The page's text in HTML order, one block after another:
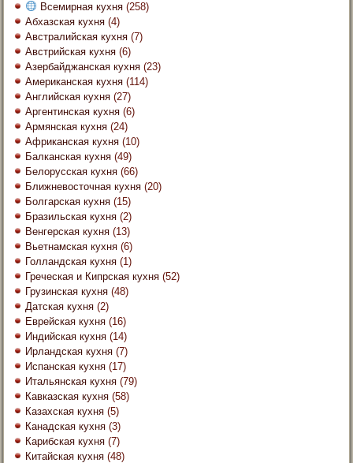
Всемирная кухня (258)
Абхазская кухня (4)
Австралийская кухня (7)
Австрийская кухня (6)
Азербайджанская кухня (23)
Американская кухня (114)
Английская кухня (27)
Аргентинская кухня (6)
Армянская кухня (24)
Африканская кухня (10)
Балканская кухня (49)
Белорусская кухня (66)
Ближневосточная кухня (20)
Болгарская кухня (15)
Бразильская кухня (2)
Венгерская кухня (13)
Вьетнамская кухня (6)
Голландская кухня (1)
Греческая и Кипрская кухня (52)
Грузинская кухня (48)
Датская кухня (2)
Еврейская кухня (16)
Индийская кухня (14)
Ирландская кухня (7)
Испанская кухня (17)
Итальянская кухня (79)
Кавказская кухня (58)
Казахская кухня (5)
Канадская кухня (3)
Карибская кухня (7)
Китайская кухня (48)